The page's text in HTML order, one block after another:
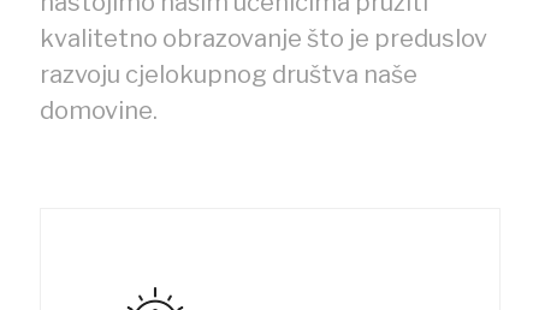
kvalitetno obrazovanje što je preduslov
razvoju cjelokupnog društva naše
domovine.